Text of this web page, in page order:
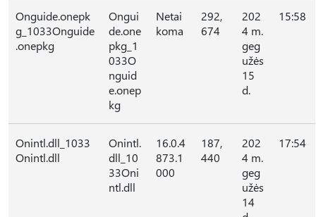
Onguide.onepk
g_1033Onguide
.onepkg
Ongui
de.one
pkg_1
033O
nguid
e.onep
kg
Netai
koma
292,
674
202
4 m.
geg
užės
15
d.
15:58
Onintl.dll_1033
Onintl.dll
Onintl.
dll_10
33Oni
ntl.dll
16.0.4
873.1
000
187,
440
202
4 m.
geg
užės
14
17:54